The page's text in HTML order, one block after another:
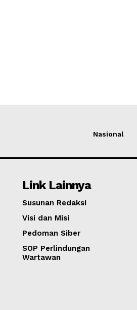
Nasional
Link Lainnya
Susunan Redaksi
Visi dan Misi
Pedoman Siber
SOP Perlindungan
Wartawan